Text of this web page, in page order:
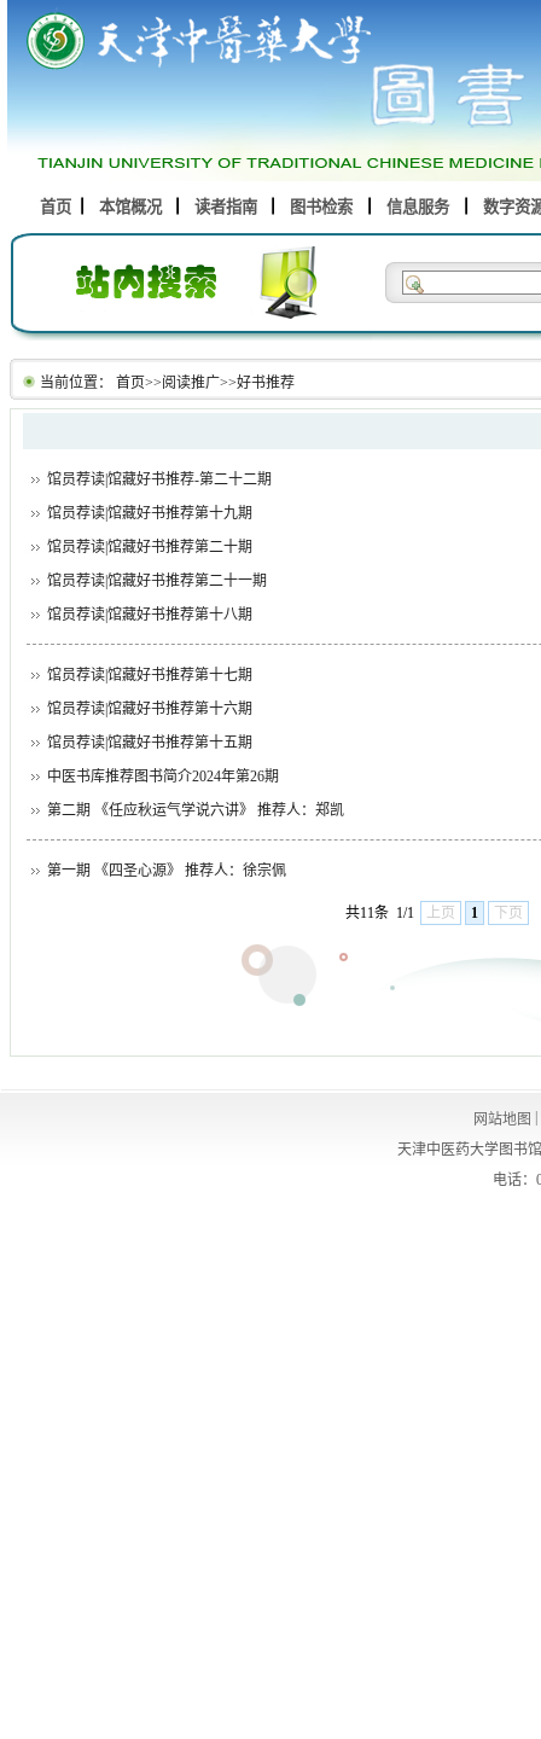
首页 本馆概况 读者指南 图书检索 信息服务 数字资
当前位置： 首页>>阅读推广>>好书推荐
馆员荐读|馆藏好书推荐-第二十二期
馆员荐读|馆藏好书推荐第十九期
馆员荐读|馆藏好书推荐第二十期
馆员荐读|馆藏好书推荐第二十一期
馆员荐读|馆藏好书推荐第十八期
馆员荐读|馆藏好书推荐第十七期
馆员荐读|馆藏好书推荐第十六​期
馆员荐读|馆藏好书推荐第十五期
中医书库推荐图书简介2024年第26期
第二期 《任应秋运气学说六讲》 推荐人：郑凯
第一期 《四圣心源》 推荐人：徐宗佩
共11条 1/1 上页 1 下页
网站地图
天津中医药大学图书
电话：